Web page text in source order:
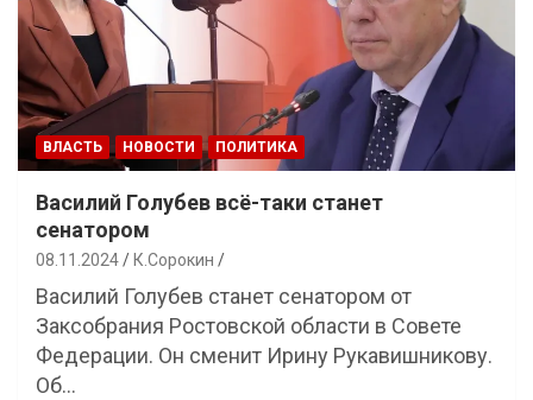
ВЛАСТЬ НОВОСТИ ПОЛИТИКА
Василий Голубев всё-таки станет
сенатором
08.11.2024 К.Сорокин
Василий Голубев станет сенатором от
Заксобрания Ростовской области в Совете
Федерации. Он сменит Ирину Рукавишникову.
Об…